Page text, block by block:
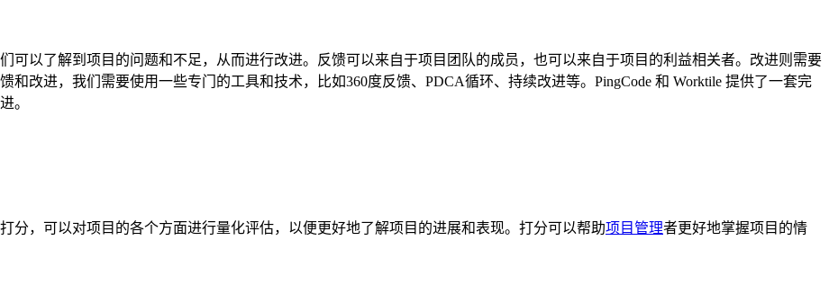
可以了解到项目的问题和不足，从而进行改进。反馈可以来自于项目团队的成员，也可以来自于项目的利益相关者。改进则需要
改进，我们需要使用一些专门的工具和技术，比如360度反馈、PDCA循环、持续改进等。PingCode 和 Worktile 提供了一套完
。
分，可以对项目的各个方面进行量化评估，以便更好地了解项目的进展和表现。打分可以帮助项目管理者更好地掌握项目的情